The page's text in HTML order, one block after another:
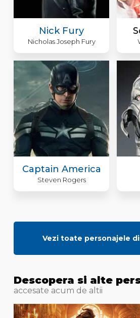
Nick Fury
Nicholas Joseph Fury
Captain America
Steven Rogers
Vezi toate personajele
Descopera si alte
accesate acum de altii